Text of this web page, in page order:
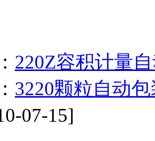
220Z容积计量
3220颗粒自动
07-15]